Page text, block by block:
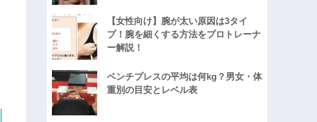
【女性向け】腕が太い原因は3タイ
プ！腕を細くする方法をプロトレーナ
ー解説！
ベンチプレスの平均は何kg？男女・体
重別の目安とレベル表